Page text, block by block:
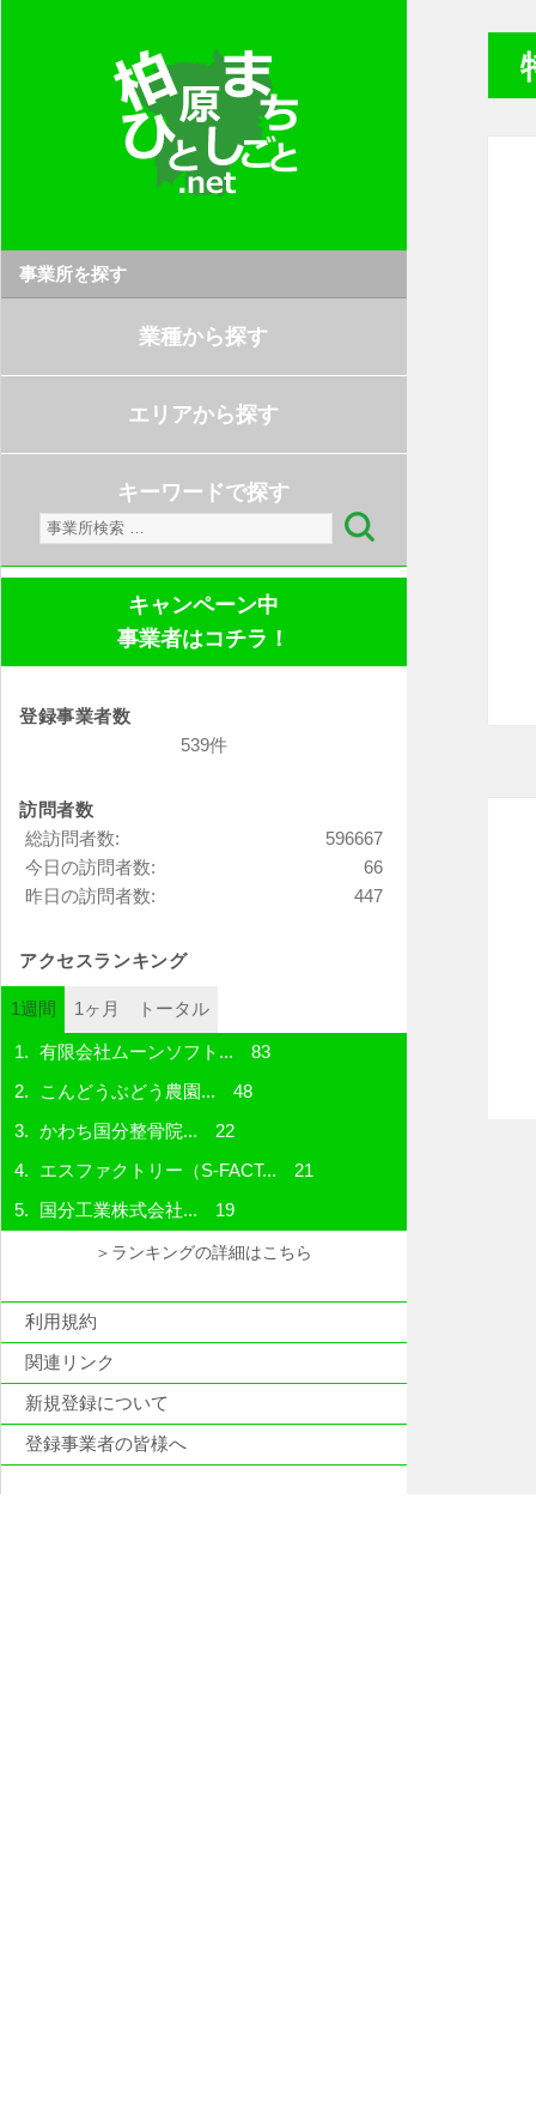
事業所を探す
業種から探す
エリアから探す
キーワードで探す
検
索:
キャンペーン中
事業者はコチラ！
登録事業者数
539件
訪問者数
596667
総訪問者数:
66
今日の訪問者数:
447
昨日の訪問者数:
アクセスランキング
1週間 1ヶ月 トータル
有限会社ムーンソフト... 83
こんどうぶどう農園... 48
かわち国分整骨院... 22
エスファクトリー（S-FACT... 21
国分工業株式会社... 19
＞ランキングの詳細はこちら
利用規約
関連リンク
新規登録について
登録事業者の皆様へ